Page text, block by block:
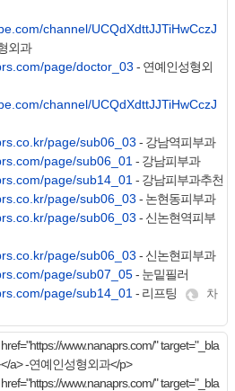
channel/UCQdXdttJJTiHwCczJ
외과
page/doctor_03 - 연예인성형외
channel/UCQdXdttJJTiHwCczJ
page/sub06_03 - 강남역피부과
page/sub06_01- 강남피부과
page/sub14_01- 강남피부과추천
page/sub06_03 - 논현동피부과
page/sub06_03 - 신논현역피부
page/sub06_03 - 신논현피부과
page/sub07_05- 눈밑필러
page/sub14_01- 리프팅
차
www.nanaprs.com/" target="_bla
a> -연예인성형외과</p>
www.nanaprs.com/" target="_bla